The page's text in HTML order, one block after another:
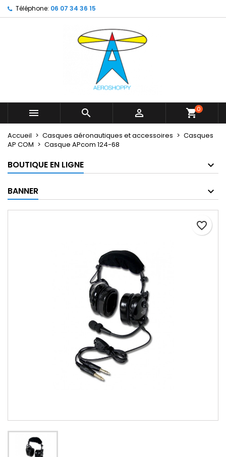
Téléphone: 06 07 34 36 15
   shopping_cart0
Accueil Casques aéronautiques et accessoires
Casques
AP COM
Casque APcom 124-68
BOUTIQUE EN LIGNE
BANNER
favorite_border
My wishlists ×
Create new list
Créer une liste d'envies ×
Nom de la liste d'envies
Connexion ×
Vous devez être connecté pour ajouter des produits
Annuler